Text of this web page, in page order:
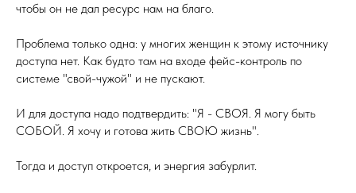
чтобы он не дал ресурс нам на благо.
Проблема только одна: у многих женщин к этому источнику
доступа нет. Как будто там на входе фейс-контроль по
системе "свой-чужой" и не пускают.
И для доступа надо подтвердить: "Я - СВОЯ. Я могу быть
СОБОЙ. Я хочу и готова жить СВОЮ жизнь".
Тогда и доступ откроется, и энергия забурлит.